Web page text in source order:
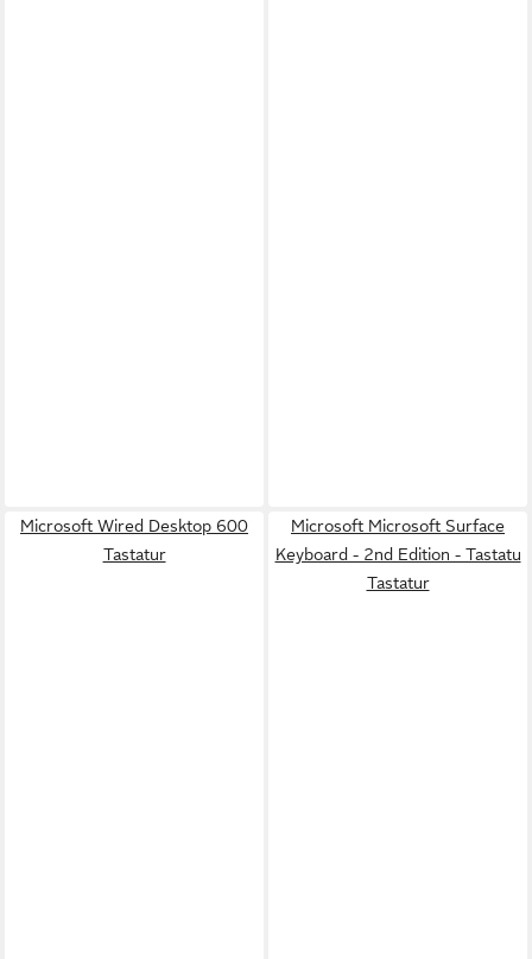
Microsoft Wired Desktop 600
Tastatur
Microsoft Microsoft Surface
Keyboard - 2nd Edition - Tastatu
Tastatur